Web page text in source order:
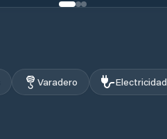
Varadero Electricidad